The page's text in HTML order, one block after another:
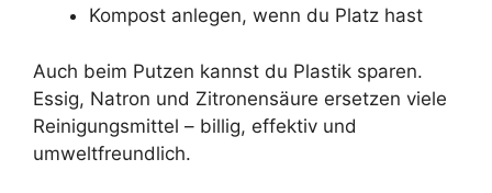
Kompost anlegen, wenn du Platz hast
Auch beim Putzen kannst du Plastik sparen.
Essig, Natron und Zitronensäure ersetzen viele
Reinigungsmittel – billig, effektiv und
umweltfreundlich.